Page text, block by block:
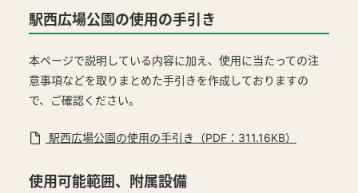
駅西広場公園の使用の手引き
本ページで説明している内容に加え、使用に当たっての注
意事項などを取りまとめた手引きを作成しておりますの
で、ご確認ください。
駅西広場公園の使用の手引き（PDF：311.16KB）
使用可能範囲、附属設備